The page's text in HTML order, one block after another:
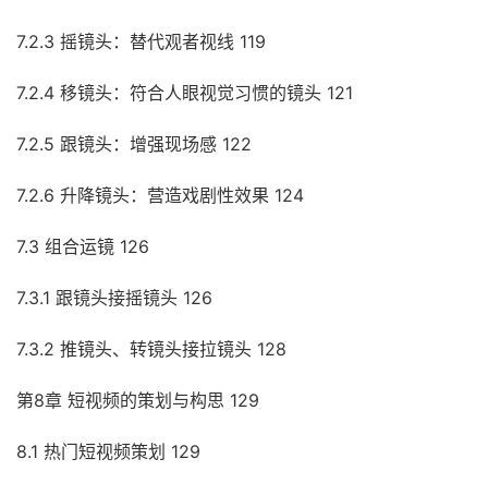
7.2.3 摇镜头：替代观者视线 119
7.2.4 移镜头：符合人眼视觉习惯的镜头 121
7.2.5 跟镜头：增强现场感 122
7.2.6 升降镜头：营造戏剧性效果 124
7.3 组合运镜 126
7.3.1 跟镜头接摇镜头 126
7.3.2 推镜头、转镜头接拉镜头 128
第8章 短视频的策划与构思 129
8.1 热门短视频策划 129